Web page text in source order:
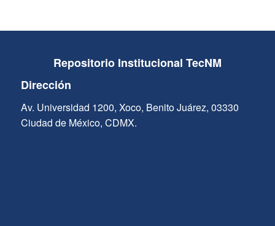
Repositorio Institucional TecNM
Dirección
Av. Universidad 1200, Xoco, Benito Juárez, 03330
Ciudad de México, CDMX.